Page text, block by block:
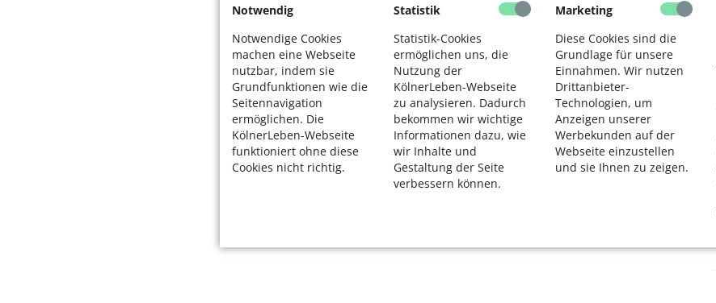
Notwendig
Notwendige Cookies
machen eine Webseite
nutzbar, indem sie
Grundfunktionen wie die
Seitennavigation
ermöglichen. Die
KölnerLeben-Webseite
funktioniert ohne diese
Cookies nicht richtig.
Statistik
Statistik-Cookies
ermöglichen uns, die
Nutzung der
KölnerLeben-Webseite
zu analysieren. Dadurch
bekommen wir wichtige
Informationen dazu, wie
wir Inhalte und
Gestaltung der Seite
verbessern können.
Marketing
Diese Cookies sind die
Grundlage für unsere
Einnahmen. Wir nutzen
Drittanbieter-
Technologien, um
Anzeigen unserer
Werbekunden auf der
Webseite einzustellen
und sie Ihnen zu zeigen.